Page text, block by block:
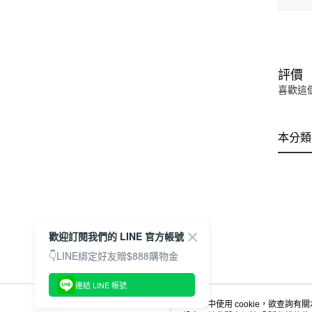
評價
喜歡這
本分
本網站中使用 cookie，欲查詢有
歡迎訂閱我們的 LINE 官方帳號
👇LINE綁定好友贈$888購物金
連結 LINE 帳號